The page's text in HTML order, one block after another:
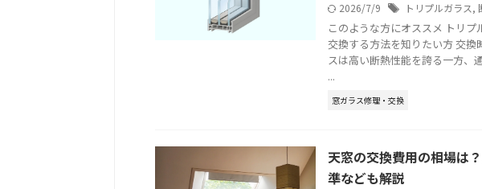
2026/7/9 トリプルガラス,
このような方にオススメ トリプ
交換する方法を知りたい方 交
スは高い断熱性能を誇る一方、
...
窓ガラス修理・交換
天窓の交換費用の相場は
準なども解説